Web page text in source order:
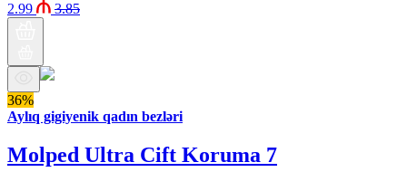
2.99 3.85
36%
Aylıq gigiyenik qadın bezləri
Molped Ultra Cift Koruma 7